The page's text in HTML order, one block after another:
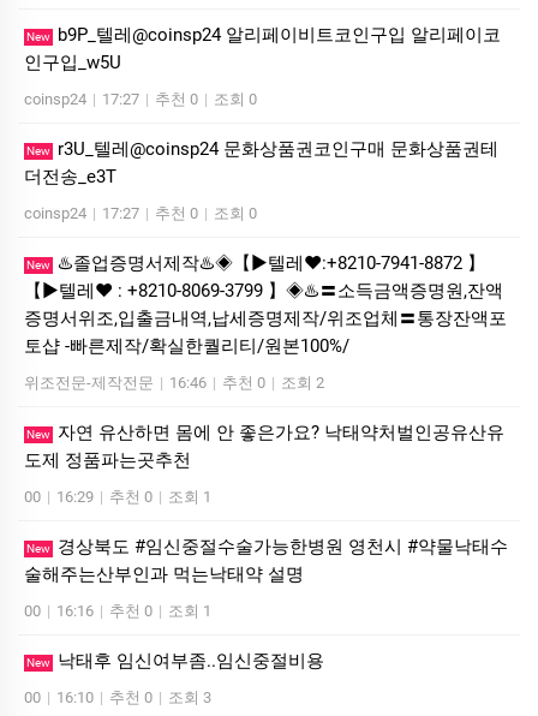
New
b9P_텔레@coinsp24 알리페이비트코인구입 알리페이코
인구입_w5U
coinsp24 | 17:27 | 추천 0 | 조회 0
New
r3U_텔레@coinsp24 문화상품권코인구매 문화상품권테
더전송_e3T
coinsp24 | 17:27 | 추천 0 | 조회 0
New
♨️졸업증명서제작♨️◈【▶텔레♥:+8210-7941-8872 】
【▶텔레♥ : +8210-8069-3799 】◈♨️〓소득금액증명원,잔액
증명서위조,입출금내역,납세증명제작/위조업체〓통장잔액포
토샵 -빠른제작/확실한퀄리티/원본100%/
위조전문-제작전문 | 16:46 | 추천 0 | 조회 2
New
자연 유산하면 몸에 안 좋은가요? 낙태약처벌인공유산유
도제 정품파는곳추천
00 | 16:29 | 추천 0 | 조회 1
New
경상북도 #임신중절수술가능한병원 영천시 #약물낙태수
술해주는산부인과 먹는낙­태약 설명
00 | 16:16 | 추천 0 | 조회 1
New 낙태후 임신여부좀..임신중절비용
00 | 16:10 | 추천 0 | 조회 3